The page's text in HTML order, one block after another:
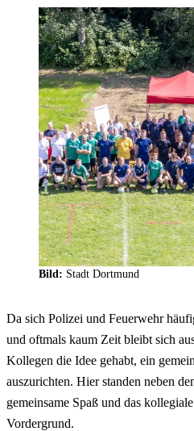
Bild: Stadt Dortmund
Da sich Polizei und Feuerwehr
und oftmals kaum Zeit bleibt sich
Kollegen die Idee gehabt, ein
auszurichten. Hier standen neben
gemeinsame Spaß und das
Vordergrund.